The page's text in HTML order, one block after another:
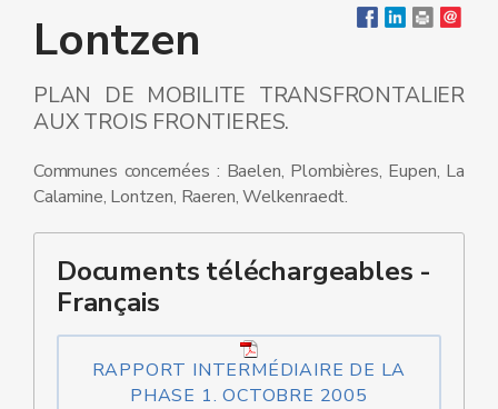
Lontzen
PLAN DE MOBILITE TRANSFRONTALIER
AUX TROIS FRONTIERES.
Communes concernées : Baelen, Plombières, Eupen, La
Calamine, Lontzen, Raeren, Welkenraedt.
Documents téléchargeables -
Français
RAPPORT INTERMÉDIAIRE DE LA
PHASE 1. OCTOBRE 2005